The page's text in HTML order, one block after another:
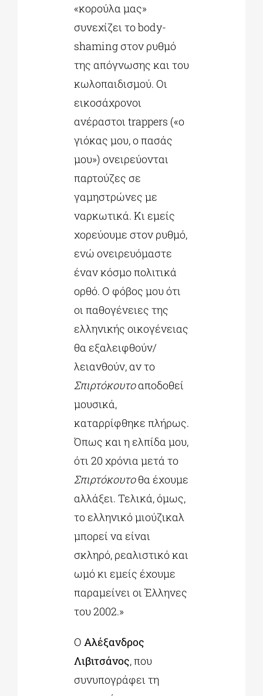
«κορούλα μας»
συνεχίζει το body-
shaming στον ρυθμό
της απόγνωσης και του
κωλοπαιδισμού. Οι
εικοσάχρονοι
ανέραστοι trappers («ο
γιόκας μου, ο πασάς
μου») ονειρεύονται
παρτούζες σε
γαμηστρώνες με
ναρκωτικά. Κι εμείς
χορεύουμε στον ρυθμό,
ενώ ονειρευόμαστε
έναν κόσμο πολιτικά
ορθό. Ο φόβος μου ότι
οι παθογένειες της
ελληνικής οικογένειας
θα εξαλειφθούν/
λειανθούν, αν το
Σπιρτόκουτοαποδοθεί
μουσικά,
καταρρίφθηκε πλήρως.
Όπως και η ελπίδα μου,
ότι 20 χρόνια μετά το
Σπιρτόκουτοθα έχουμε
αλλάξει. Τελικά, όμως,
το ελληνικό μιούζικαλ
μπορεί να είναι
σκληρό, ρεαλιστικό και
ωμό κι εμείς έχουμε
παραμείνει οι Έλληνες
του 2002.»
Ο Αλέξανδρος
Λιβιτσάνος, που
συνυπογράφει τη